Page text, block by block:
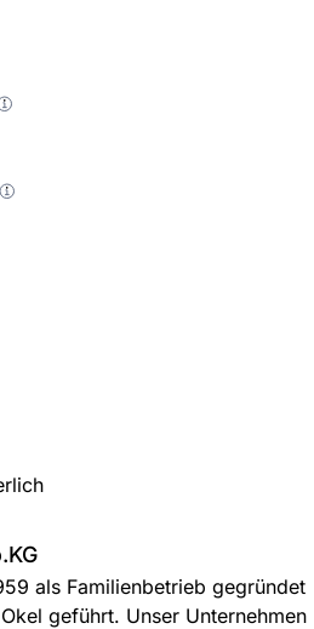
als Familienbetrieb gegründet
geführt. Unser Unternehmen